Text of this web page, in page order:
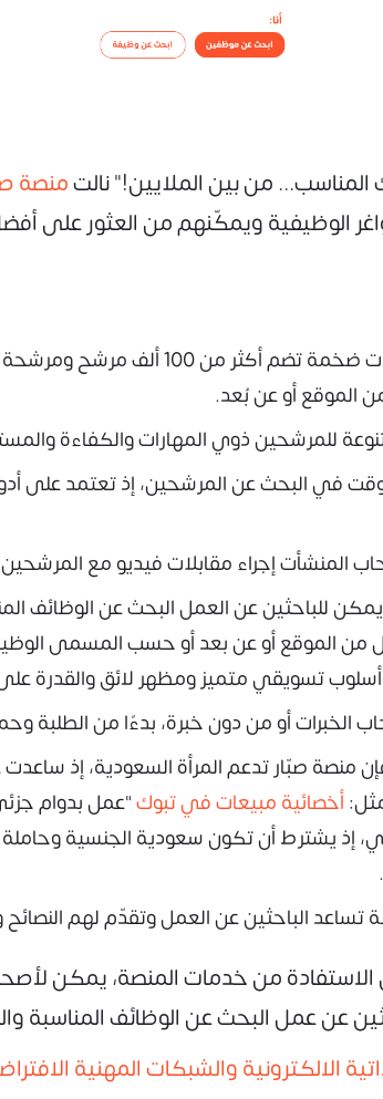
من بين الملايين!" نالتمنصة
الوظيفية ويمكّنهم من العثور على
تمتلك منصة صبّار قاعدة
الموقع أو عن بُعد.
للمرشحين ذوي المهارات والكفاءة
في البحث عن المرشحين، إذ تعتمد على
المنشأت إجراء مقابلات فيديو مع
يمكن للباحثين عن العمل البحث عن الوظائف
من الموقع أو عن بعد أو حسب المسمى
وأسلوب تسويقي متميز ومظهر لائق
أو من دون خبرة، بدءًا من الطلبة
منصة صبّار تدعم المرأة السعودية، إذ
أخصائية مبيعات في تبوك
سعودي، إذ يشترط أن تكون سعودية
الباحثين عن العمل وتقدّم لهم
من خدمات المنصة، يمكن
عن عمل البحث عن الوظائف المناسبة
الالكترونية والشبكات المهنية